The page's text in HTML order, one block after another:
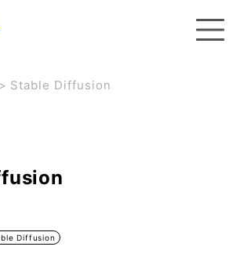
> Stable Diffusion
Diffusion